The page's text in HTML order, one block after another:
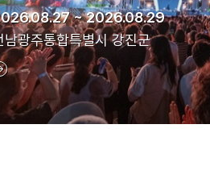
~ 2026.08.29
남광주통합특별시 강진군